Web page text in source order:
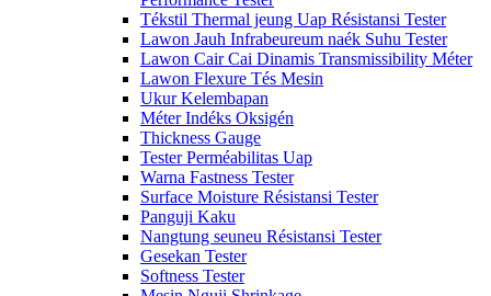
Tékstil Thermal jeung Uap Résistansi Tester
Lawon Jauh Infrabeureum naék Suhu Tester
Lawon Cair Cai Dinamis Transmissibility Méter
Lawon Flexure Tés Mesin
Ukur Kelembapan
Méter Indéks Oksigén
Thickness Gauge
Tester Perméabilitas Uap
Warna Fastness Tester
Surface Moisture Résistansi Tester
Panguji Kaku
Nangtung seuneu Résistansi Tester
Gesekan Tester
Softness Tester